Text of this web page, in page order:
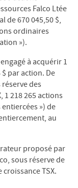
Falco Ltée
de 670 045,50 $,
ordinaires
»).
à acquérir 1
par action. De
des
1 218 265 actions
») de
au
proposé par
sous réserve de
TSX.